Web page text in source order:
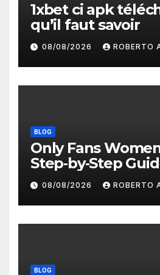
1xbet ci apk
qu’il faut savoir
08/08/2026 ROBERTO
BLOG
Only Fans
Step‑by‑Step
Secure, Private
Premium
08/08/2026 ROBERTO
BLOG